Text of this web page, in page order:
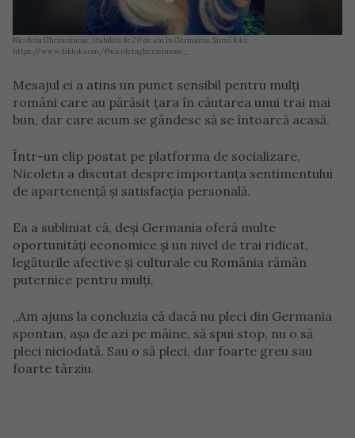
Nicoleta Gherasimoae, stabilită de 20 de ani în Germania. Sursă foto:
https://www.tiktok.com/@nicoletagherasimoae_
Mesajul ei a atins un punct sensibil pentru mulți
români care au părăsit țara în căutarea unui trai mai
bun, dar care acum se gândesc să se întoarcă acasă.
Într-un clip postat pe platforma de socializare,
Nicoleta a discutat despre importanța sentimentului
de apartenență și satisfacția personală.
Ea a subliniat că, deși Germania oferă multe
oportunități economice și un nivel de trai ridicat,
legăturile afective și culturale cu România rămân
puternice pentru mulți.
„Am ajuns la concluzia că dacă nu pleci din Germania
spontan, așa de azi pe mâine, să spui stop, nu o să
pleci niciodată. Sau o să pleci, dar foarte greu sau
foarte târziu.